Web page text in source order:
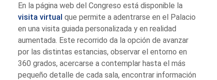
En la página web del Congreso está disponible la
visita virtual que permite a adentrarse en el Palacio
en una visita guiada personalizada y en realidad
aumentada. Este recorrido da la opción de avanzar
por las distintas estancias, observar el entorno en
360 grados, acercarse a contemplar hasta el más
pequeño detalle de cada sala, encontrar información